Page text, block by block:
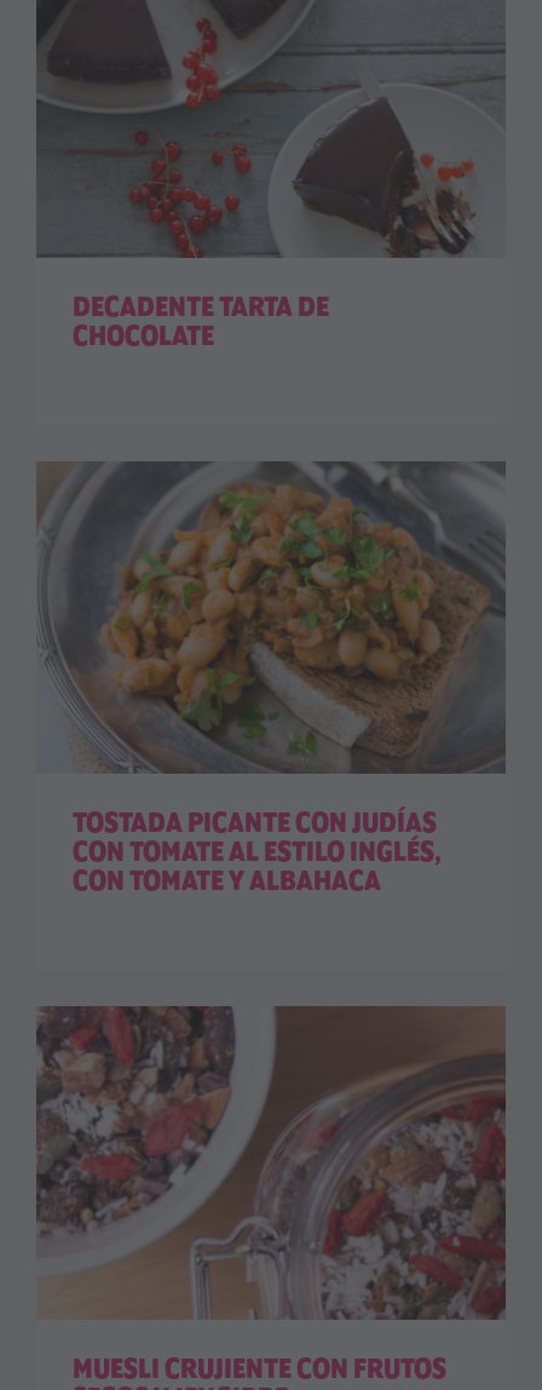
DECADENTE TARTA DE
CHOCOLATE
TOSTADA PICANTE CON JUDÍAS
CON TOMATE AL ESTILO INGLÉS,
CON TOMATE Y ALBAHACA
MUESLI CRUJIENTE CON FRUTOS